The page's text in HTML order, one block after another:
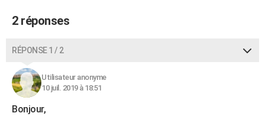
PHOTO
CARTE DE VOEUX
Carte de Noël
Carte Bonne année
Carte Saint-Valentin
Carte Pâques
Carte d'anniversaire
DICTIONNAIRE
2 réponses
RÉPONSE 1 / 2
Utilisateur anonyme
10 juil. 2019 à 18:51
Bonjour,